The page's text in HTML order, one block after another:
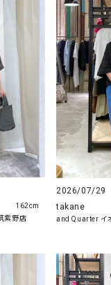
紫野店
162cm
2026/07/29
takane
and Quarter イ